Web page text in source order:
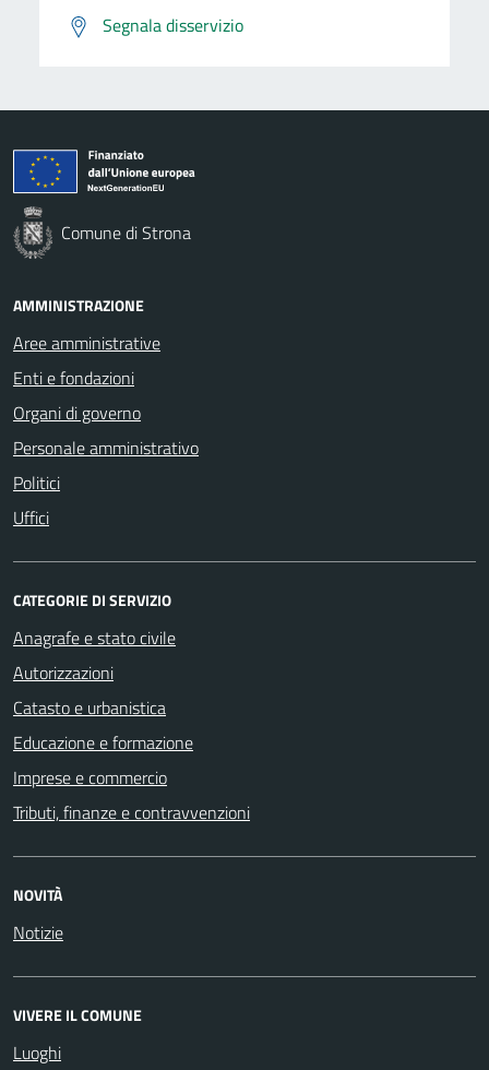
Segnala disservizio
Comune di Strona
AMMINISTRAZIONE
Aree amministrative
Enti e fondazioni
Organi di governo
Personale amministrativo
Politici
Uffici
CATEGORIE DI SERVIZIO
Anagrafe e stato civile
Autorizzazioni
Catasto e urbanistica
Educazione e formazione
Imprese e commercio
Tributi, finanze e contravvenzioni
NOVITÀ
Notizie
VIVERE IL COMUNE
Luoghi